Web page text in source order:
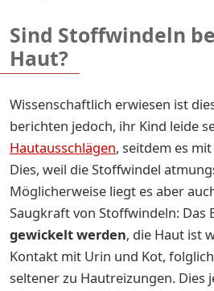
Sind Stoffwindeln
Haut?
Wissenschaftlich erwiesen ist
berichten jedoch, ihr Kind leide
Hautausschlägen, seitdem es
Dies, weil die Stoffwindel
Möglicherweise liegt es aber
Saugkraft von Stoffwindeln: Das
gewickelt werden, die Haut ist
Kontakt mit Urin und Kot,
seltener zu Hautreizungen. Dies